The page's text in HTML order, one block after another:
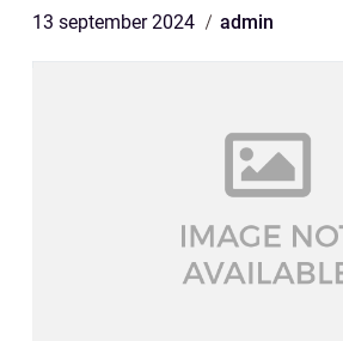
13 september 2024 admin